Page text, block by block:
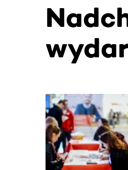
Ta sekcja zawiera